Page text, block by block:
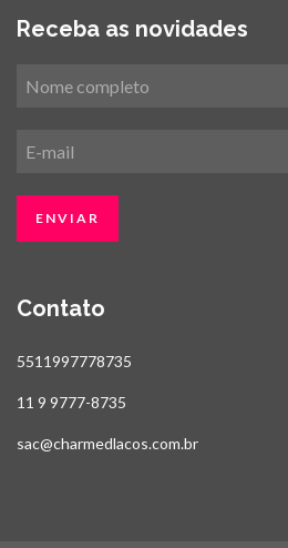
Receba as novidades
Contato
5511997778735
11 9 9777-8735
sac@charmedlacos.com.br